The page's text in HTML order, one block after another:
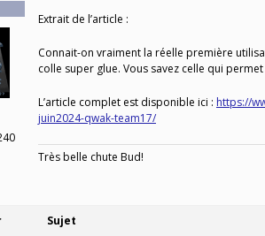
Extrait de l’article :
Connait-on vraiment la réelle première
colle super glue. Vous savez celle qui
L’article complet est disponible ici : https://
juin2024-qwak-team17/
Très belle chute Bud!
Sujet